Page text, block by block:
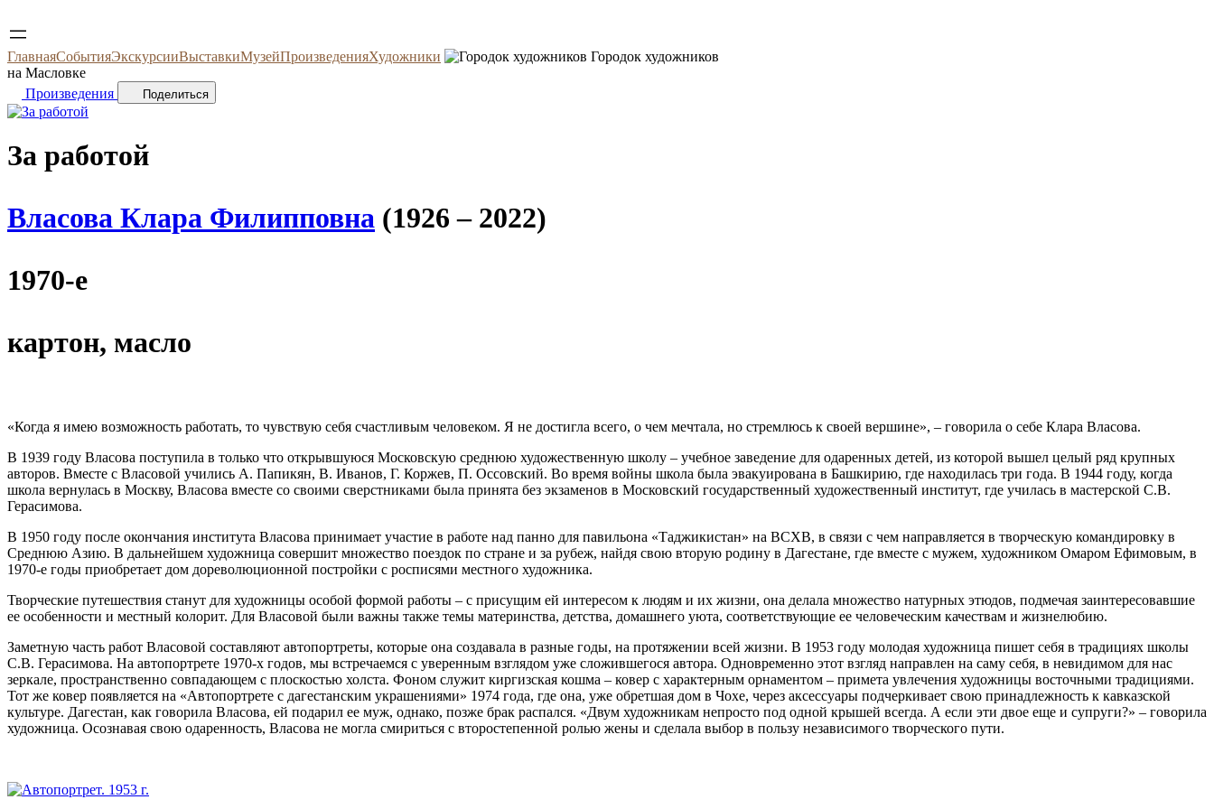
ГлавнаяСобытияЭкскурсииВыставкиМузейПроизведенияХудожники
Городок художников
на Масловке
Произведения
Поделиться
За работой
Власова Клара Филипповна (1926 – 2022)
1970-е
картон, масло
«Когда я имею возможность работать, то чувствую себя счастливым человеком. Я не достигла всего, о чем мечтала, но стремлюсь к своей вершине», – говорила о себе Клара Власова.
В 1939 году Власова поступила в только что открывшуюся Московскую среднюю художественную школу – учебное заведение для одаренных детей, из которой вышел целый ряд крупных
авторов. Вместе с Власовой учились А. Папикян, В. Иванов, Г. Коржев, П. Оссовский. Во время войны школа была эвакуирована в Башкирию, где находилась три года. В 1944 году, когда
школа вернулась в Москву, Власова вместе со своими сверстниками была принята без экзаменов в Московский государственный художественный институт, где училась в мастерской С.В.
Герасимова.
В 1950 году после окончания института Власова принимает участие в работе над панно для павильона «Таджикистан» на ВСХВ, в связи с чем направляется в творческую командировку в
Среднюю Азию. В дальнейшем художница совершит множество поездок по стране и за рубеж, найдя свою вторую родину в Дагестане, где вместе с мужем, художником Омаром Ефимовым, в
1970-е годы приобретает дом дореволюционной постройки с росписями местного художника.
Творческие путешествия станут для художницы особой формой работы – с присущим ей интересом к людям и их жизни, она делала множество натурных этюдов, подмечая заинтересовавшие
ее особенности и местный колорит. Для Власовой были важны также темы материнства, детства, домашнего уюта, соответствующие ее человеческим качествам и жизнелюбию.
Заметную часть работ Власовой составляют автопортреты, которые она создавала в разные годы, на протяжении всей жизни. В 1953 году молодая художница пишет себя в традициях школы
С.В. Герасимова. На автопортрете 1970-х годов, мы встречаемся с уверенным взглядом уже сложившегося автора. Одновременно этот взгляд направлен на саму себя, в невидимом для нас
зеркале, пространственно совпадающем с плоскостью холста. Фоном служит киргизская кошма – ковер с характерным орнаментом – примета увлечения художницы восточными традициями.
Тот же ковер появляется на «Автопортрете с дагестанским украшениями» 1974 года, где она, уже обретшая дом в Чохе, через аксессуары подчеркивает свою принадлежность к кавказской
культуре. Дагестан, как говорила Власова, ей подарил ее муж, однако, позже брак распался. «Двум художникам непросто под одной крышей всегда. А если эти двое еще и супруги?» – говорила
художница. Осознавая свою одаренность, Власова не могла смириться с второстепенной ролью жены и сделала выбор в пользу независимого творческого пути.